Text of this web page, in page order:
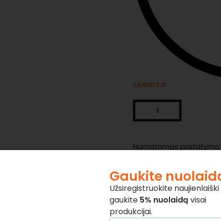
SANDĖLYJE
Numatomas pristatymo
100%
Gaukite
Užsiregistruokite naujienlaiški
gaukite 5% nuolaidą visai
produkcijai.